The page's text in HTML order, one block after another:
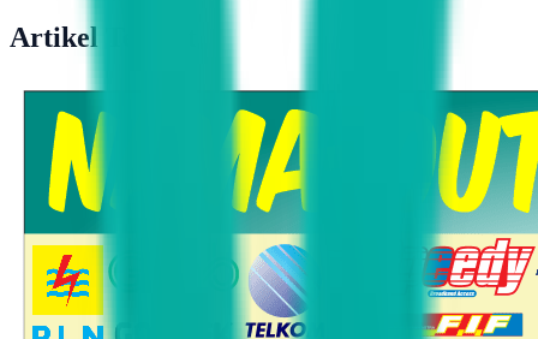
Artikel Terkait